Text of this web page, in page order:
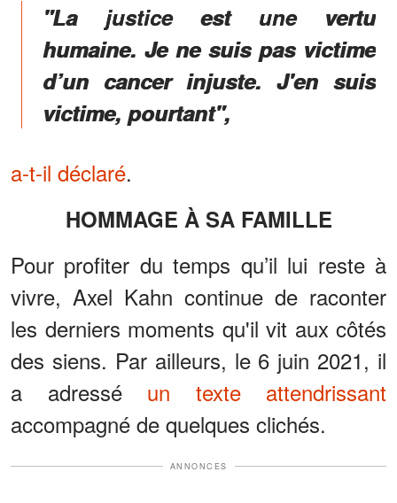
"La justice est une vertu
humaine. Je ne suis pas victime
d’un cancer injuste. J'en suis
victime, pourtant",
a-t-il déclaré.
HOMMAGE À SA FAMILLE
Pour profiter du temps qu’il lui reste à
vivre, Axel Kahn continue de raconter
les derniers moments qu'il vit aux côtés
des siens. Par ailleurs, le 6 juin 2021, il
a adressé un texte attendrissant
accompagné de quelques clichés.
ANNONCES